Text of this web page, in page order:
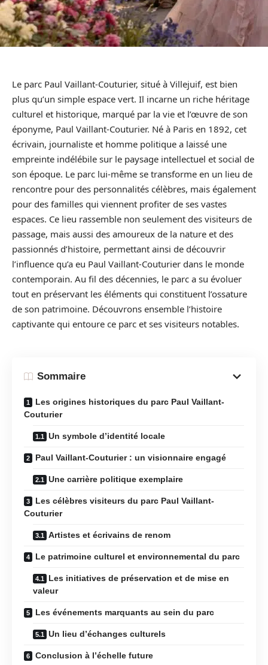
Le parc Paul Vaillant-Couturier, situé à Villejuif, est bien
plus qu’un simple espace vert. Il incarne un riche héritage
culturel et historique, marqué par la vie et l’œuvre de son
éponyme, Paul Vaillant-Couturier. Né à Paris en 1892, cet
écrivain, journaliste et homme politique a laissé une
empreinte indélébile sur le paysage intellectuel et social de
son époque. Le parc lui-même se transforme en un lieu de
rencontre pour des personnalités célèbres, mais également
pour des familles qui viennent profiter de ses vastes
espaces. Ce lieu rassemble non seulement des visiteurs de
passage, mais aussi des amoureux de la nature et des
passionnés d’histoire, permettant ainsi de découvrir
l’influence qu’a eu Paul Vaillant-Couturier dans le monde
contemporain. Au fil des décennies, le parc a su évoluer
tout en préservant les éléments qui constituent l’ossature
de son patrimoine. Découvrons ensemble l’histoire
captivante qui entoure ce parc et ses visiteurs notables.
Sommaire
Les origines historiques du parc Paul Vaillant-
Couturier
Un symbole d’identité locale
Paul Vaillant-Couturier : un visionnaire engagé
Une carrière politique exemplaire
Les célèbres visiteurs du parc Paul Vaillant-
Couturier
Artistes et écrivains de renom
Le patrimoine culturel et environnemental du parc
Les initiatives de préservation et de mise en
valeur
Les événements marquants au sein du parc
Un lieu d’échanges culturels
Conclusion à l’échelle future